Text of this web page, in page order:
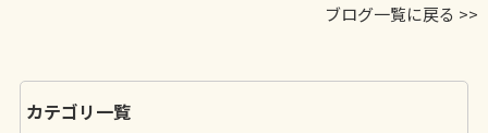
ブログ一覧に戻る >>
カテゴリ一覧